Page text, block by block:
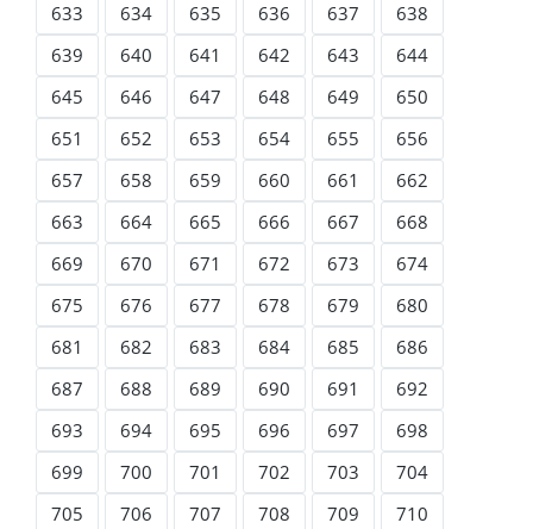
633
634 635 636 637
638
639
640 641 642 643
644
645
646 647 648 649
650
651
652 653 654 655
656
657
658 659 660 661
662
663
664 665 666 667
668
669
670 671 672 673
674
675
676 677 678 679
680
681
682 683 684 685
686
687
688 689 690 691
692
693
694 695 696 697
698
699
700 701 702 703
704
705
706 707 708 709
710